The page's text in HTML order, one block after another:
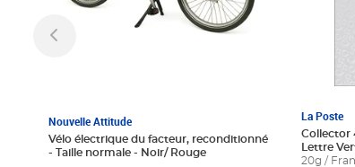
Nouvelle Attitude
Vélo électrique du facteur, reconditionné
- Taille normale - Noir/ Rouge
La Poste
Collector
Lettre
20g /